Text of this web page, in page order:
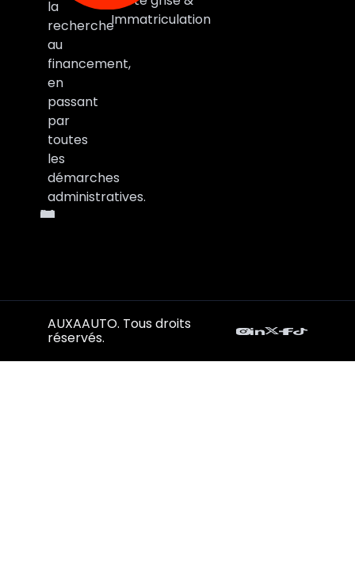
la
recherche
au
financement,
en
passant
par
toutes
les
démarches
administratives.
Immatriculation
AUXAAUTO. Tous droits
réservés.